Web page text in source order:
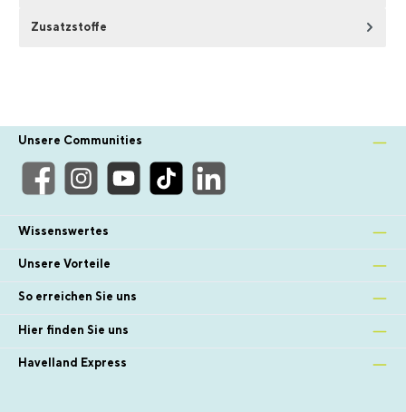
Zusatzstoffe
Unsere Communities
Wissenswertes
Unsere Vorteile
So erreichen Sie uns
Hier finden Sie uns
Havelland Express